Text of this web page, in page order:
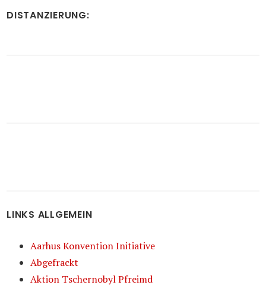
DISTANZIERUNG:
LINKS ALLGEMEIN
Aarhus Konvention Initiative
Abgefrackt
Aktion Tschernobyl Pfreimd